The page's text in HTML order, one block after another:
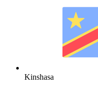
Kinshasa